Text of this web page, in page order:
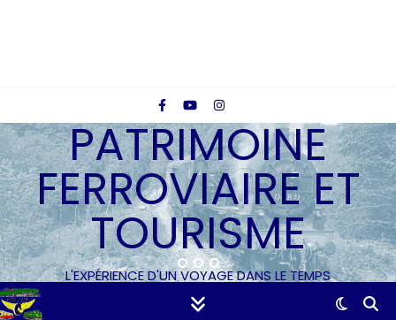
PATRIMOINE
FERROVIAIRE ET
TOURISME
L'EXPÉRIENCE D'UN VOYAGE DANS LE TEMPS